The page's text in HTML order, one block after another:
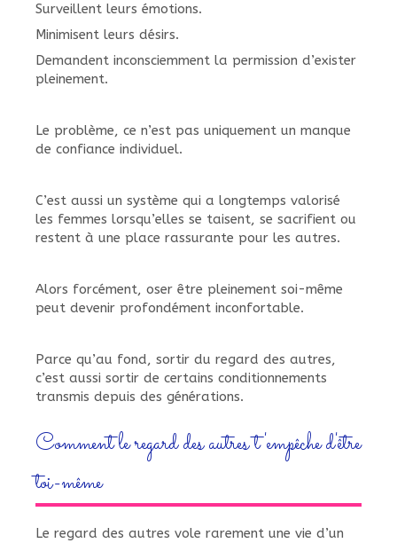
Surveillent leurs émotions.
Minimisent leurs désirs.
Demandent inconsciemment la permission d’exister
pleinement.
Le problème, ce n’est pas uniquement un manque
de confiance individuel.
C’est aussi un système qui a longtemps valorisé
les femmes lorsqu’elles se taisent, se sacrifient ou
restent à une place rassurante pour les autres.
Alors forcément, oser être pleinement soi-même
peut devenir profondément inconfortable.
Parce qu’au fond, sortir du regard des autres,
c’est aussi sortir de certains conditionnements
transmis depuis des générations.
Comment le regard des autres t'empêche d'être
toi-même
Le regard des autres vole rarement une vie d’un